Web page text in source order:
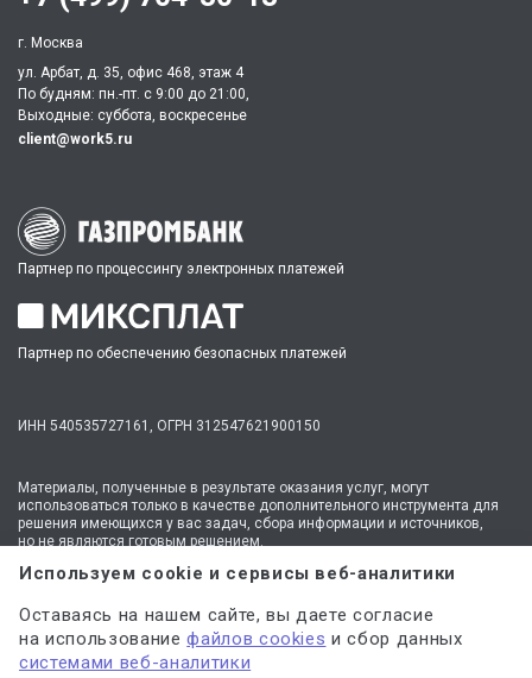
Партнер по процессингу электронных платежей
Партнер по обеспечению безопасных платежей
ИНН 540535727161, ОГРН 312547621900150
г. Москва
ул. Арбат, д. 35, офис 468, этаж 4
По будням: пн.-пт. c 9:00 до 21:00,
Выходные: суббота, воскресенье
client@work5.ru
Материалы, полученные в результате оказания услуг, могут
использоваться только в качестве дополнительного инструмента для
решения имеющихся у вас задач, сбора информации и источников,
но не являются готовым решением.
* №1 на рынке консультационных услуг для студентов по количеству
стационарных офисов-филиалов в 14 городах России (от Иркутска до
вся Россия.
Мы используем файлы cookieисервисы веб-аналитики
для персонализации сервисов и повышения удобства пользования
Используем cookie и сервисы веб-аналитики
Оставаясь на нашем сайте, вы даете согласие
на использованиефайлов cookies и сбор данных
системами веб-аналитики